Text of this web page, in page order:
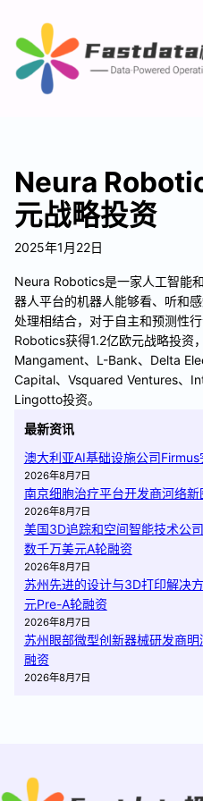
Neura
元战略投资
2025年1月22日
Neura Robotics是一家人工智能
器人平台的机器人能够看、听和
处理相结合，对于自主和预测性
Robotics获得1.2亿欧元战略投资
Mangament、L-Bank、Delta
Capital、Vsquared Ventures、
Lingotto投资。
最新资讯
澳大利亚AI基础设施公司
2026年8月7日
南京细胞治疗平台开发商河络
2026年8月7日
美国3D追踪和空间智能技术公
数千万美元A轮融资
2026年8月7日
苏州先进的设计与3D打印解决
元Pre-A轮融资
2026年8月7日
苏州眼部微型创新器械研发商
融资
2026年8月7日